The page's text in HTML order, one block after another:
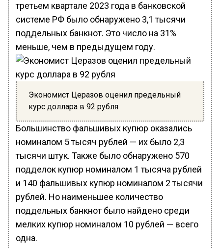
третьем квартале 2023 года в банковской
системе РФ было обнаружено 3,1 тысячи
поддельных банкнот. Это число на 31%
меньше, чем в предыдущем году.
Экономист Церазов оценил предельный
курс доллара в 92 рубля
Большинство фальшивых купюр оказались
номиналом 5 тысяч рублей — их было 2,3
тысячи штук. Также было обнаружено 570
подделок купюр номиналом 1 тысяча рублей
и 140 фальшивых купюр номиналом 2 тысячи
рублей. Но наименьшее количество
поддельных банкнот было найдено среди
мелких купюр номиналом 10 рублей — всего
одна.